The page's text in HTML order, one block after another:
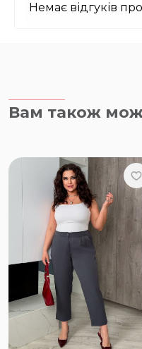
Немає відгуків
Вам також